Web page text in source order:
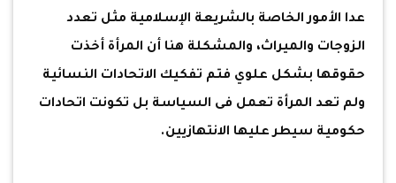
عدا الأمور الخاصة بالشريعة الإسلامية مثل تعدد
الزوجات والميراث، والمشكلة هنا أن المرأة أخذت
حقوقها بشكل علوي فتم تفكيك الاتحادات النسائية
ولم تعد المرأة تعمل فى السياسة بل تكونت اتحادات
حكومية سيطر عليها الانتهازيين.